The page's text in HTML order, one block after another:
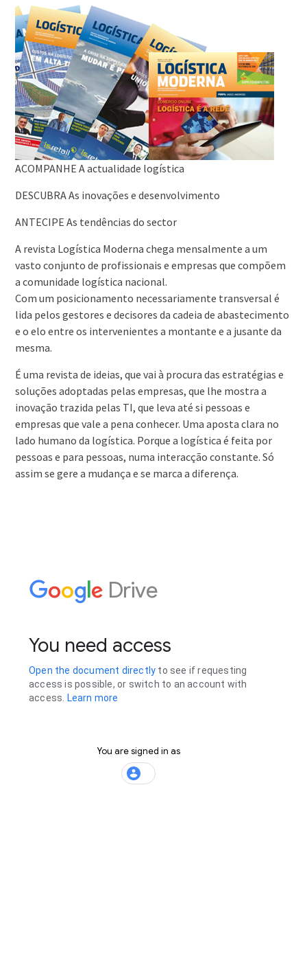
ACOMPANHE A actualidade logística
DESCUBRA As inovações e desenvolvimento
ANTECIPE As tendências do sector
A revista Logística Moderna chega mensalmente a um
vasto conjunto de profissionais e empresas que compõem
a comunidade logística nacional.
Com um posicionamento necessariamente transversal é
lida pelos gestores e decisores da cadeia de abastecimento
e o elo entre os intervenientes a montante e a jusante da
mesma.
É uma revista de ideias, que vai à procura das estratégias e
soluções adoptadas pelas empresas, que lhe mostra a
inovação trazida pelas TI, que leva até si pessoas e
empresas que vale a pena conhecer. Uma aposta clara no
lado humano da logística. Porque a logística é feita por
pessoas e para pessoas, numa interacção constante. Só
assim se gere a mudança e se marca a diferença.